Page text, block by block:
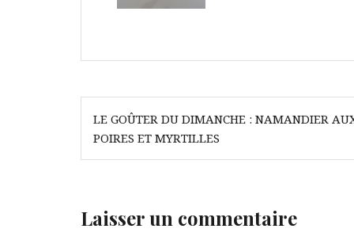
Navigation
de
l’article
LE GOÛTER DU DIMANCHE : NAMANDIER
POIRES ET MYRTILLES
Laisser un commentaire